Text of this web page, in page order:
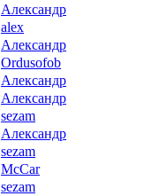
Александр
alex
Александр
Ordusofob
Александр
Александр
sezam
Александр
sezam
McCar
sezam